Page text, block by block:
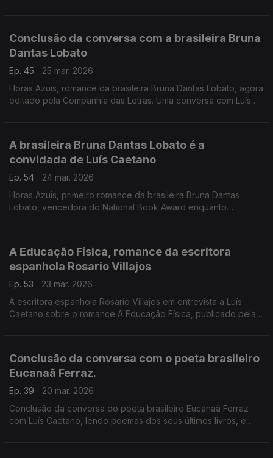
Conclusão da conversa com a brasileira Bruna
Dantas Lobato
Ep. 45
25 mar. 2026
Horas Azuis, romance da brasileira Bruna Dantas Lobato, agora
editado pela Companhia das Letras. Uma conversa com Luís
A brasileira Bruna Dantas Lobato é a
convidada de Luís Caetano
Ep. 54
24 mar. 2026
Horas Azuis, primeiro romance da brasileira Bruna Dantas
Lobato, vencedora do National Book Award enquanto
A Educação Física, romance da escritora
espanhola Rosario Villajos
Ep. 53
23 mar. 2026
A escritora espanhola Rosario Villajos em entrevista a Luís
Caetano sobre o romance A Educação Física, publicado pela
Conclusão da conversa com o poeta brasileiro
Eucanaã Ferraz.
Ep. 39
20 mar. 2026
Conclusão da conversa do poeta brasileiro Eucanaã Ferraz
com Luís Caetano, lendo poemas dos seus últimos livros, e